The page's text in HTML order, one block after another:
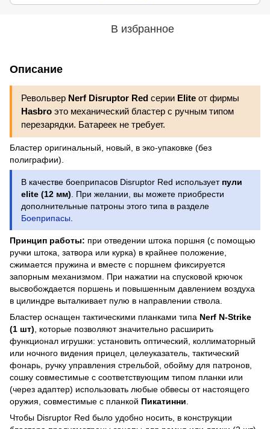
В избранное
Описание
Револьвер Nerf Disruptor Red серии Elite от фирмы
Hasbro это механический бластер с ручным типом
перезарядки. Батареек не требует.
Бластер оригинальный, новый, в эко-упаковке (без
полиграфии).
В качестве боеприпасов Disruptor Red использует пули
elite (12 мм) . При желании, вы можете приобрести
дополнительные патроны этого типа в разделе
Боеприпасы
Принцип работы: при отведении штока поршня (с помощью
ручки штока, затвора или курка) в крайнее положение,
сжимается пружина и вместе с поршнем фиксируется
запорным механизмом. При нажатии на спусковой крючок
высвобождается поршень и повышенным давлением воздуха
в цилиндре выталкивает пулю в направлении ствола.
Бластер оснащен тактическими планками типа Nerf N-Strike
(1 шт) , которые позволяют значительно расширить
функционал игрушки: установить оптический, коллиматорный
или ночного видения прицел, целеуказатель, тактический
фонарь, ручку управления стрельбой, обойму для патронов,
сошку совместимые с соответствующим типом планки или
(через адаптер) использовать любые обвесы от настоящего
оружия, совместимые с планкой Пикатинни
Чтобы Disruptor Red было удобно носить, в конструкции